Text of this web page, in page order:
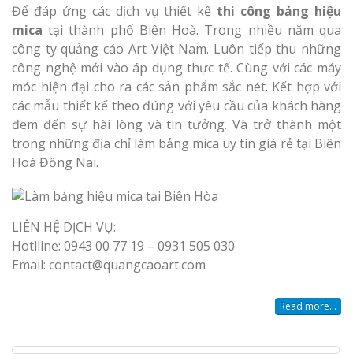
Để đáp ứng các dịch vụ thiết kế thi công bảng hiệu
mica tại thành phố Biên Hoà. Trong nhiều năm qua
công ty quảng cáo Art Việt Nam. Luôn tiếp thu những
công nghệ mới vào áp dụng thực tế. Cùng với các máy
móc hiện đại cho ra các sản phẩm sắc nét. Kết hợp với
các mẫu thiết kế theo đúng với yêu cầu của khách hàng
đem đến sự hài lòng và tin tưởng. Và trở thành một
trong những địa chỉ làm bảng mica uy tín giá rẻ tại Biên
Hoà Đồng Nai.
LIÊN HỆ DỊCH VỤ:
Hotlline: 0943 00 77 19 – 0931 505 030
Email: contact@quangcaoart.com
Read more...
Làm biển
tại Vinh Nghệ An
Làm Biển
Nam Đàn Uy Tín Giá
Làm Biển
Mỹ Phẩm Vinh Thu